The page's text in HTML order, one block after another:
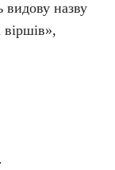
видову назву